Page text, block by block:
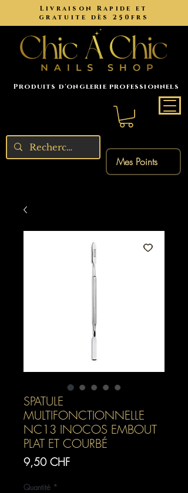
Livraison Rapide et
gratuite dès 250frs
Produits d'onglerie professionnels
Mes Points
SPATULE
MULTIFONCTIONNELLE
NC13 INOCOS EMBOUT
PLAT ET COURBÉ
9,50 CHFPrix
Quantité *